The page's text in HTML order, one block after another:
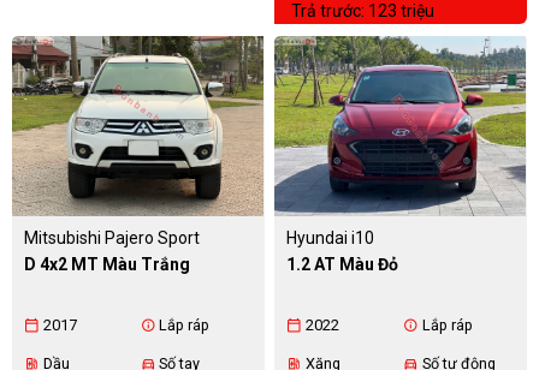
Trả trước: 123 triệu
Mitsubishi Pajero Sport
D 4x2 MT Màu Trắng
calendar_today 2017 info Lắp ráp
ev_station Dầu directions_car Số tay
Hyundai i10
1.2 AT Màu Đỏ
calendar_today 2022 info Lắp ráp
ev_station Xăng directions_car Số tự động